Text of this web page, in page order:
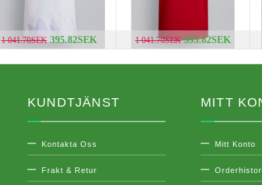
1 041.70SEK 395.82SEK 1 041.70SEK 395.82SEK
KUNDTJÄNST
Kontakta Oss
Frakt & Retur
MITT
Mitt Konto